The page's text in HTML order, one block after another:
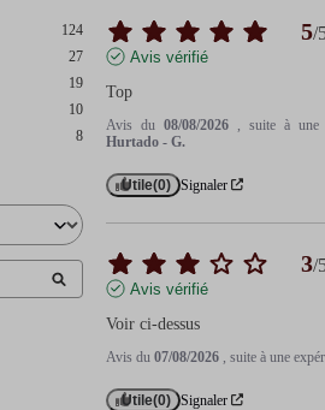
124
27
19
10
8
5/
Avis vérifié
Top
Avis du08/08/2026 , suite à une
Hurtado - G.
Utile(0) Signaler
3/
Avis vérifié
Voir ci-dessus
Avis du07/08/2026 , suite à une
Utile(0) Signaler